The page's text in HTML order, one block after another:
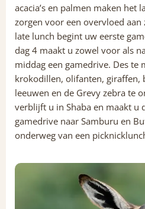
acacia’s en palmen maken het
zorgen voor een overvloed aan
late lunch begint uw eerste
dag 4 maakt u zowel voor als
middag een gamedrive. Des te
krokodillen, olifanten, giraffen,
leeuwen en de Grevy zebra te
verblijft u in Shaba en maakt u
gamedrive naar Samburu en
onderweg van een